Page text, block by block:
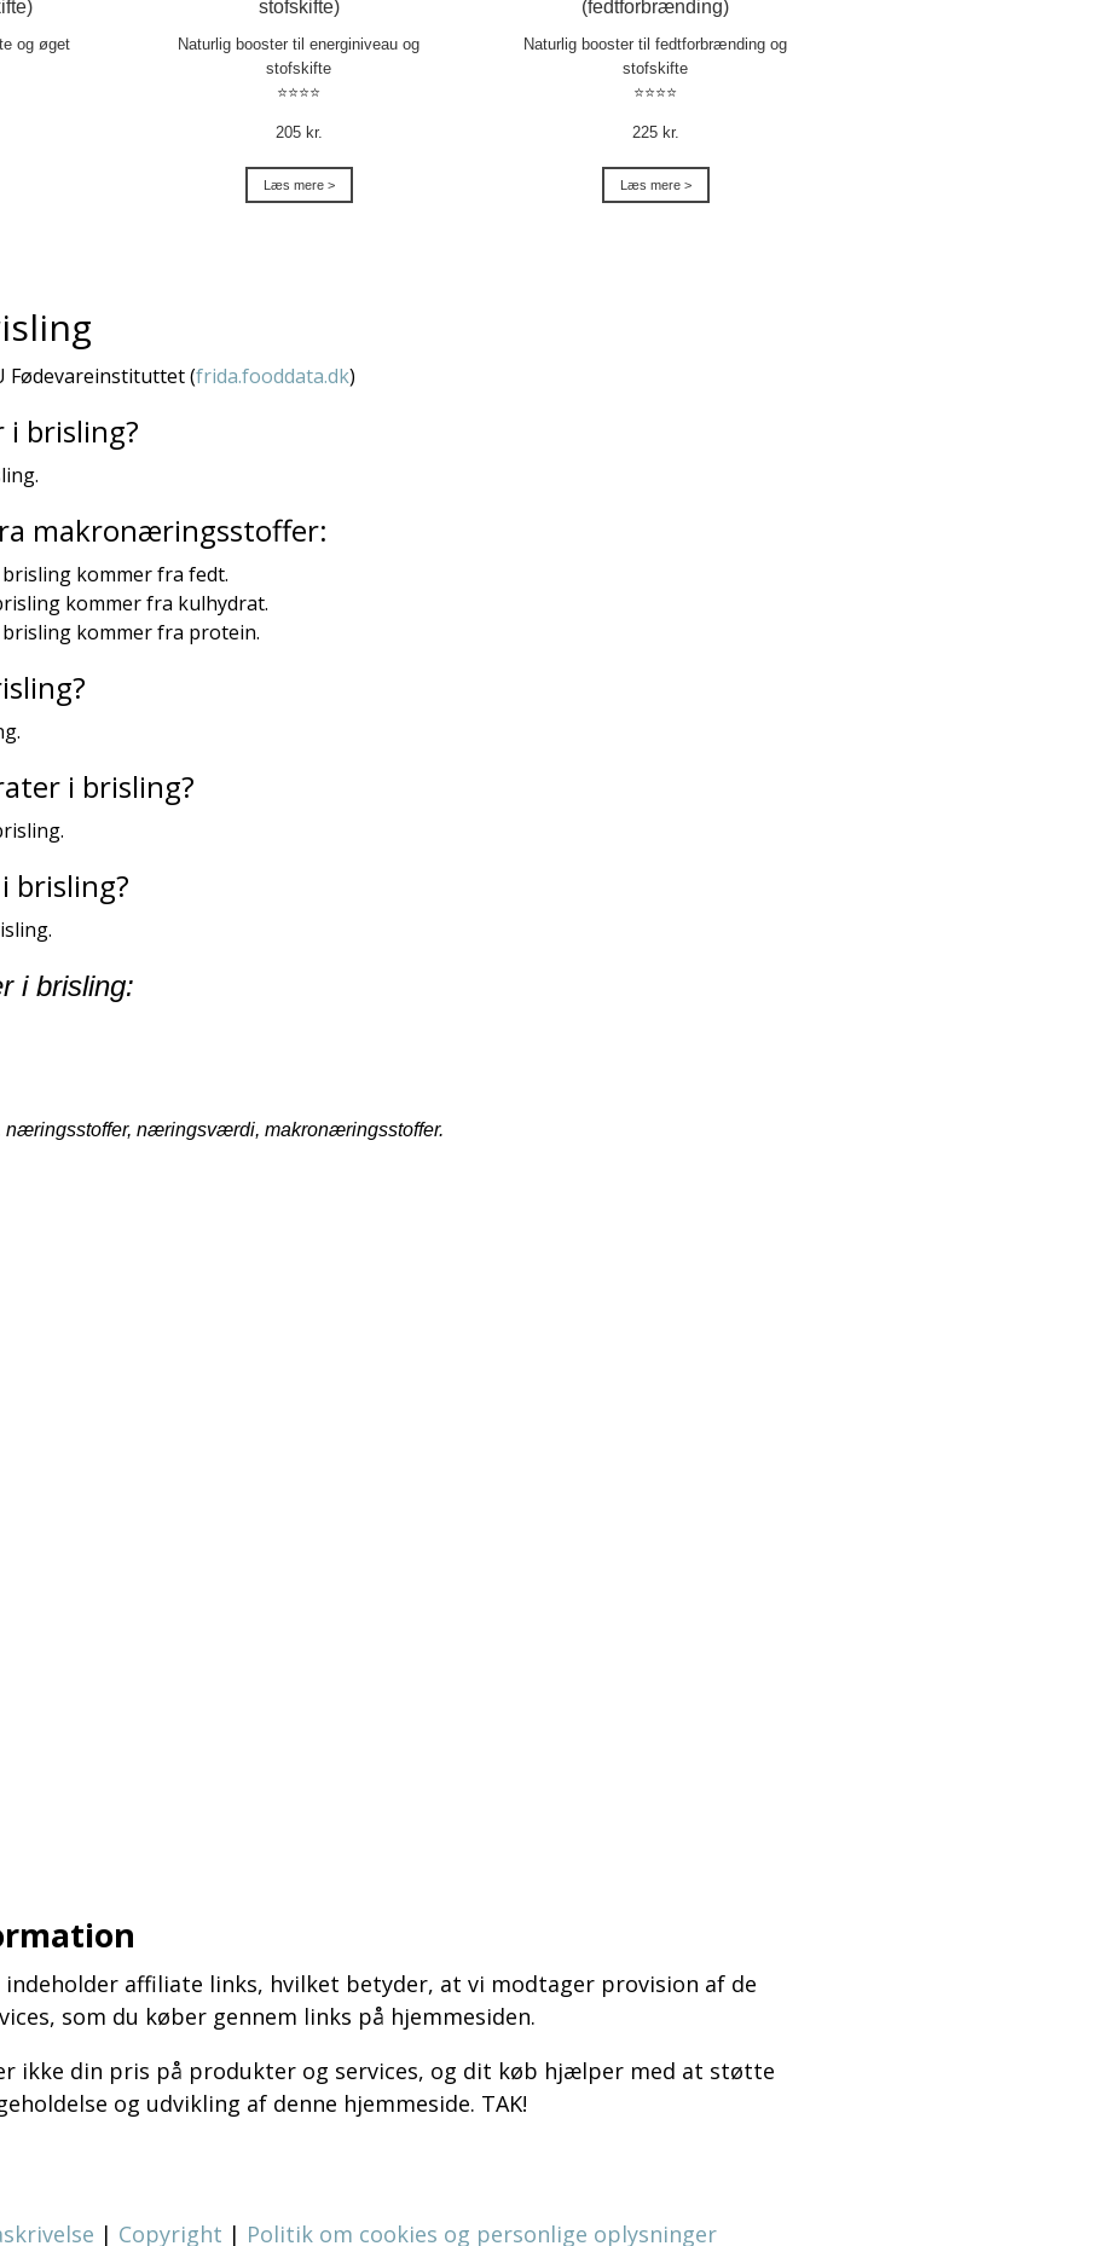
og øget
stofskifte)
Naturlig booster til energiniveau og
stofskifte
⭐⭐⭐⭐
205 kr.
Læs mere >
(fedtforbrænding)
Naturlig booster til fedtforbrænding og
stofskifte
⭐⭐⭐⭐
225 kr.
Læs mere >
Fødevareinstituttet (frida.fooddata.dk)
i brisling?
makronæringsstoffer:
kommer fra fedt.
kommer fra kulhydrat.
kommer fra protein.
i brisling?
brisling?
i brisling:
næringsværdi, makronæringsstoffer.
indeholder affiliate links, hvilket betyder, at vi modtager provision af de
som du køber gennem links på hjemmesiden.
ikke din pris på produkter og services, og dit køb hjælper med at støtte
og udvikling af denne hjemmeside. TAK!
| Copyright | Politik om cookies og personlige oplysninger